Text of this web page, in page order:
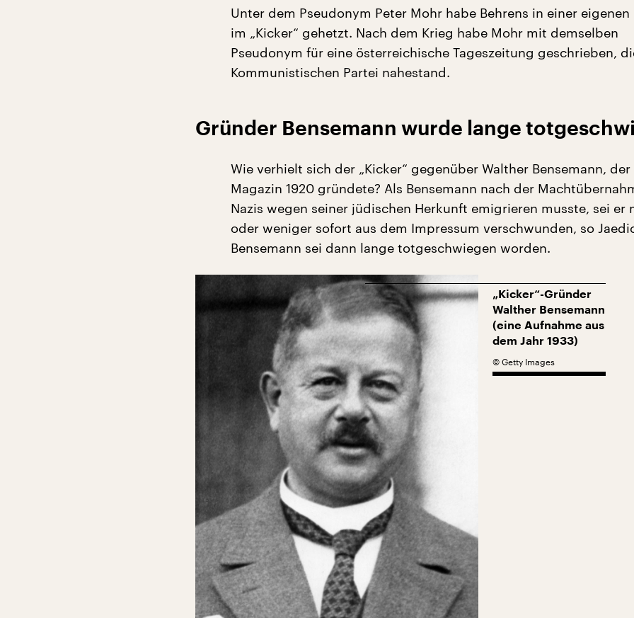
Unter dem Pseudonym Peter Mohr habe Behrens in einer eigenen
im „Kicker“ gehetzt. Nach dem Krieg habe Mohr mit demselben
Pseudonym für eine österreichische Tageszeitung geschrieben,
Kommunistischen Partei nahestand.
Gründer Bensemann wurde lange
Wie verhielt sich der „Kicker“ gegenüber Walther Bensemann, der
Magazin 1920 gründete? Als Bensemann nach der
Nazis wegen seiner jüdischen Herkunft emigrieren musste, sei er
oder weniger sofort aus dem Impressum verschwunden, so
Bensemann sei dann lange totgeschwiegen worden.
„Kicker“-Gründer
Walther Bensemann
(eine Aufnahme aus
dem Jahr 1933)
© Getty Images